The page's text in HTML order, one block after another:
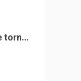
torna